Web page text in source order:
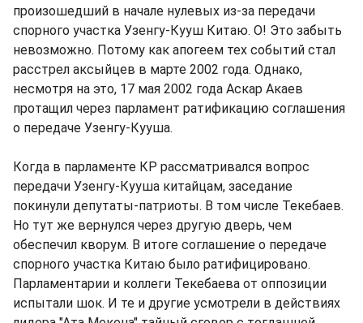
произошедший в начале нулевых из-за передачи
спорного участка Узенгу-Кууш Китаю. О! Это забыть
невозможно. Потому как апогеем тех событий стал
расстрел аксыйцев в марте 2002 года. Однако,
несмотря на это, 17 мая 2002 года Аскар Акаев
протащил через парламент ратификацию соглашения
о передаче Узенгу-Кууша.
Когда в парламенте КР рассматривался вопрос
передачи Узенгу-Кууша китайцам, заседание
покинули депутаты-патриоты. В том числе Текебаев.
Но тут же вернулся через другую дверь, чем
обеспечил кворум. В итоге соглашение о передаче
спорного участка Китаю было ратифицировано.
Парламентарии и коллеги Текебаева от оппозиции
испытали шок. И те и другие усмотрели в действиях